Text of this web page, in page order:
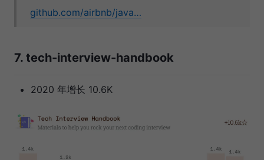
github.com/airbnb/java…
7. tech-interview-handbook
2020 年增长 10.6K